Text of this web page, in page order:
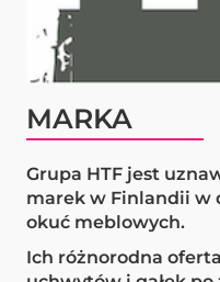
MARKA
Grupa HTF jest
marek w Finlandii w
okuć meblowych.
Ich różnorodna